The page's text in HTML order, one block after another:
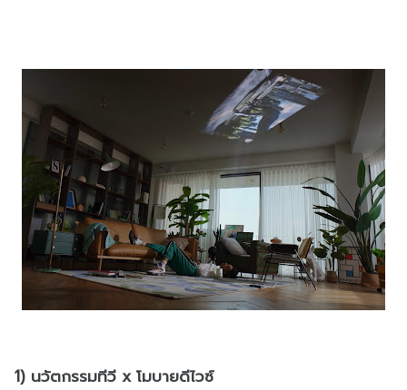
1) นวัตกรรมทีวี x โมบายดีไวซ์